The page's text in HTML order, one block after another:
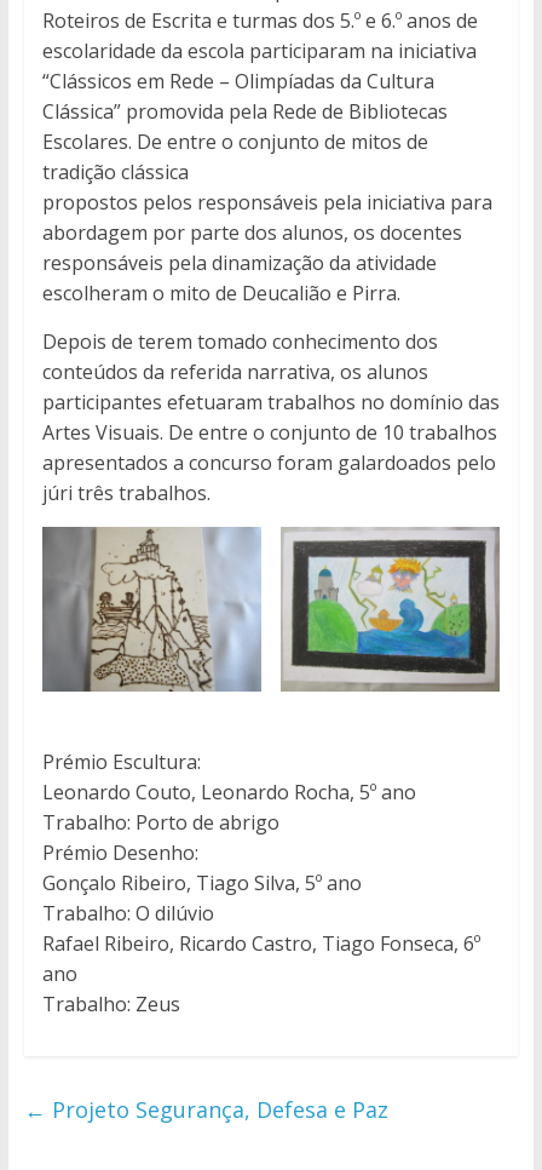
Roteiros de Escrita e turmas dos 5.º e 6.º anos de
escolaridade da escola participaram na iniciativa
“Clássicos em Rede – Olimpíadas da Cultura
Clássica” promovida pela Rede de Bibliotecas
Escolares. De entre o conjunto de mitos de
tradição clássica
propostos pelos responsáveis pela iniciativa para
abordagem por parte dos alunos, os docentes
responsáveis pela dinamização da atividade
escolheram o mito de Deucalião e Pirra.
Depois de terem tomado conhecimento dos
conteúdos da referida narrativa, os alunos
participantes efetuaram trabalhos no domínio das
Artes Visuais. De entre o conjunto de 10 trabalhos
apresentados a concurso foram galardoados pelo
júri três trabalhos.
Prémio Escultura:
Leonardo Couto, Leonardo Rocha, 5º ano
Trabalho: Porto de abrigo
Prémio Desenho:
Gonçalo Ribeiro, Tiago Silva, 5º ano
Trabalho: O dilúvio
Rafael Ribeiro, Ricardo Castro, Tiago Fonseca, 6º
ano
Trabalho: Zeus
← Projeto Segurança, Defesa e Paz